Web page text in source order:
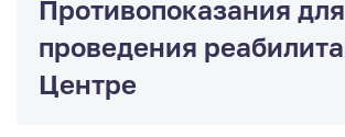
Противопоказания для
проведения
Центре